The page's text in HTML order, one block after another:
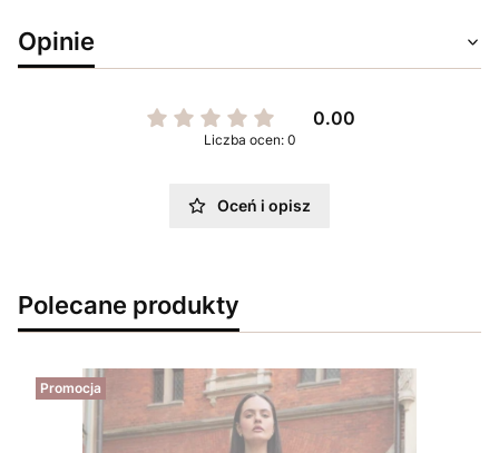
Opinie
0.00
Liczba ocen: 0
Oceń i opisz
Polecane produkty
Promocja